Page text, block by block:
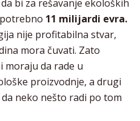
bi za rešavanje ekoloških
11 milijardi evra.
nije profitabilna stvar,
mora čuvati. Zato
moraju da rade u
proizvodnje, a drugi
neko nešto radi po tom